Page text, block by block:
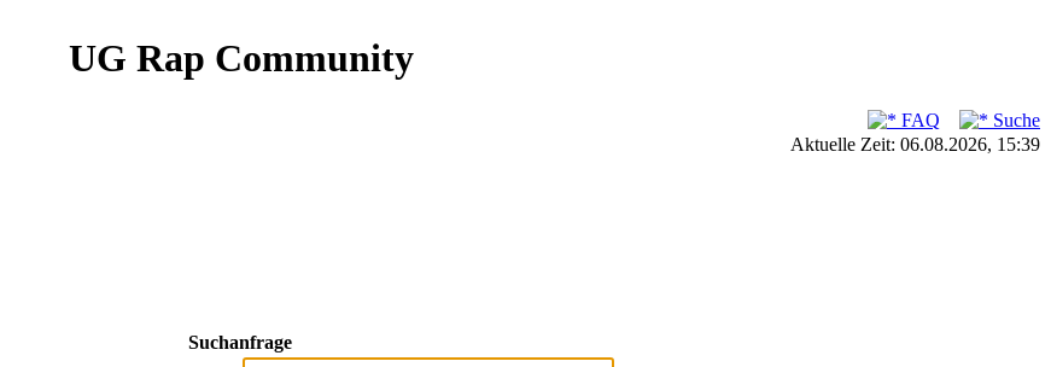
UG Rap Community
FAQ
Suche
Aktuelle Zeit: 06.08.2026, 15:39
Suchanfrage